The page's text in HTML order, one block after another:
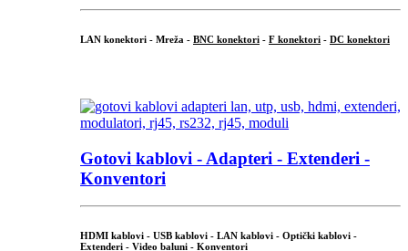
LAN konektori - Mreža - BNC konektori - F konektori - DC konektori
Gotovi kablovi - Adapteri - Extenderi -
Konventori
HDMI kablovi - USB kablovi - LAN kablovi - Optički kablovi -
Extenderi - Video baluni - Konventori